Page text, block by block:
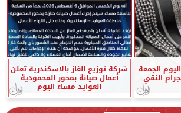
الجمعة
والجرام النقي
شركة توزيع الغاز بالاسكندرية تعلن
أعمال صيانة بمحور المحمودية
العوايد مساء اليوم